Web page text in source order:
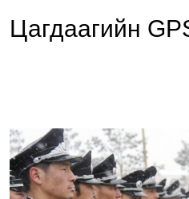
Цагдаагийн